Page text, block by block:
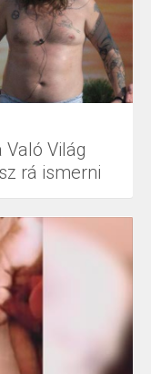
Való Világ
rá ismerni